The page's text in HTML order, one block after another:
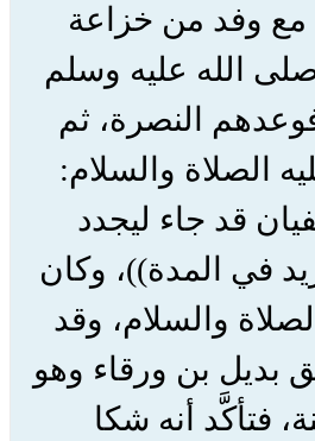
مع وفد من خزاعة
صلى الله عليه وسلم
النصرة، ثم
الصلاة والسلام:
قد جاء ليجدد
في المدة))، وكان
والسلام، وقد
بديل بن ورقاء وهو
فتأكَّد أنه شكا